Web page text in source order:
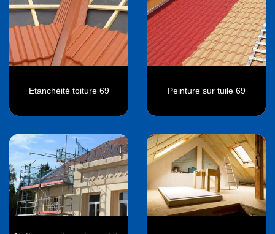
Etanchéité toiture 69 Peinture sur tuile 69